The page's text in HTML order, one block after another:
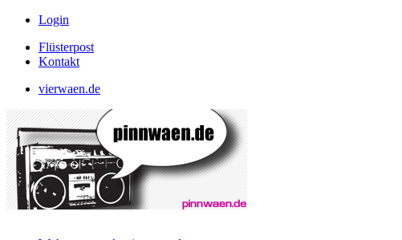
Login
Flüsterpost
Kontakt
vierwaen.de